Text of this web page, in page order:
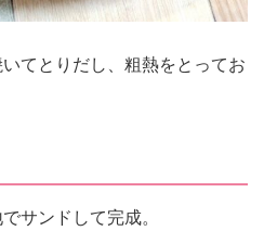
てとりだし、粗熱をとってお
サンドして完成。